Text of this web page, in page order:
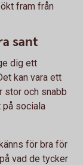
fram från
sant
dig ett
kan vara ett
stor och snabb
på sociala
för bra för
vad de tycker